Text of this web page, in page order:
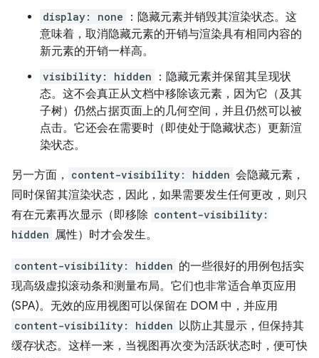
display: none
：隐藏元素并销毁其渲染状态。这
意味着，取消隐藏元素的开销与渲染具有相同内容的
新元素的开销一样高。
visibility: hidden
：隐藏元素并保留其呈现状
态。这不会真正从文档中移除该元素，因为它（及其
子树）仍然占据页面上的几何空间，并且仍然可以被
点击。它还会在需要时（即使处于隐藏状态）更新渲
染状态。
另一方面， content-visibility: hidden 会隐藏元素，
同时保留其渲染状态，因此，如果需要发生任何更改，则只
有在元素再次显示（即移除 content-visibility:
hidden 属性）时才会发生。
content-visibility: hidden 的一些很好的用例包括实
现高级虚拟滚动条和测量布局。它们也非常适合单页应用
(SPA)。无效的应用视图可以保留在 DOM 中，并应用
content-visibility: hidden 以防止其显示，但保持其
缓存状态。这样一来，当视图再次变为活跃状态时，便可快